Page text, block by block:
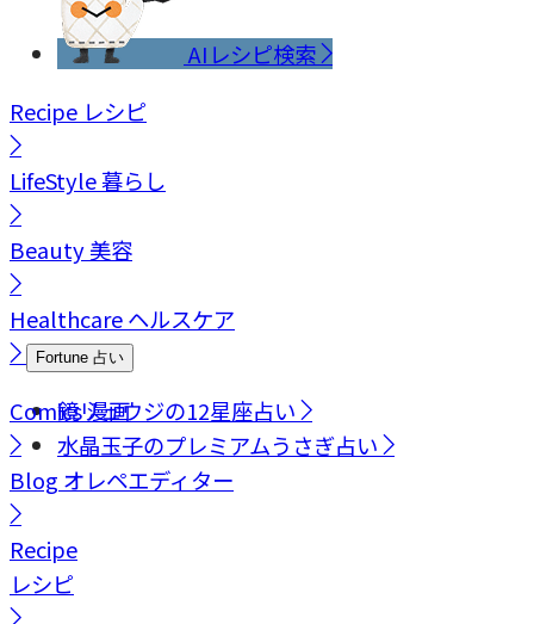
AIレシピ検索
Recipe レシピ
LifeStyle暮らし
Beauty美容
Healthcareヘルスケア
Fortune 占い
鏡リュウジの12星座占い
水晶玉子のプレミアムうさぎ占い
Comics漫画
Blog オレペエディター
Recipe
レシピ